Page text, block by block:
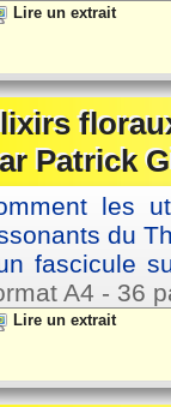
Lire un extrait
Patrick
les
du
fascicule
A4 - 36
Lire un extrait